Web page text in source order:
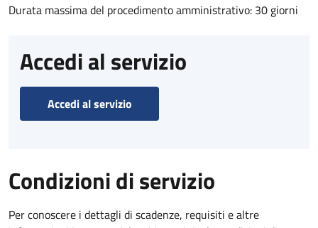
Durata massima del procedimento amministrativo: 30 giorni
Accedi al servizio
Accedi al servizio
Condizioni di servizio
Per conoscere i dettagli di scadenze, requisiti e altre